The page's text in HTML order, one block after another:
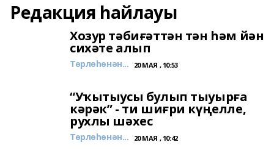
Редакция һайлауы
Хозур тәбиғәттән тән һәм йән
сихәте алып
Төрлөһөнән... 20 МАЯ , 10:53
“Уҡытыусы булып тыуырға
кәрәк” - ти шиғри күңелле,
рухлы шәхес
Төрлөһөнән... 20 МАЯ , 10:42